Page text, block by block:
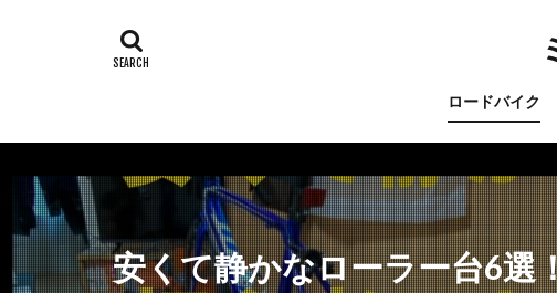
ロードバイク
安くて静かなローラー台6選